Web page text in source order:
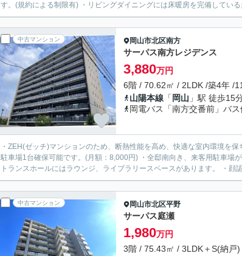
す。(規約による制限有) ・リビングダイニングには床暖房を完備してい
中古マンション 岡山市北区南方
サーパス南方レジデンス
3,880万円
6階 / 70.62㎡ / 2LDK /築4年 /
山陽本線 「 岡山 」駅 徒歩15
岡電バス「南方交番前」バ
・ZEH(ゼッチ)マンションのため、断熱性能を高め、快適な室内環境を
駐車場1台確保可能です。(月額：8,000円) ・全邸南向き、来客用駐車場
トランスホールにはラウンジ、ライブラリースペースがあります。 ・顔
中古マンション 岡山市北区平野
サーパス庭瀬
1,980万円
3階 / 75.43㎡ / 3LDK＋S(納戸